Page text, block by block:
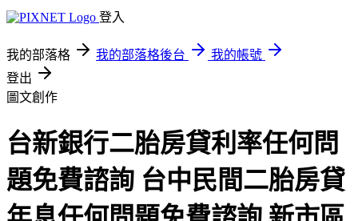
登入
我的部落格 我的部落格後台
我的帳號
登出
圖文創作
台新銀行二胎房貸利率任何問
題免費諮詢 台中民間二胎房貸